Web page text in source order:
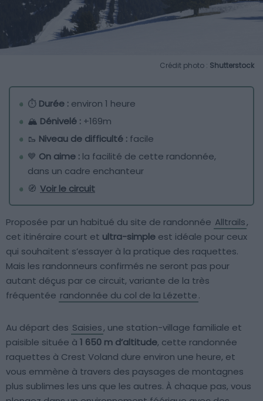
Crédit photo : Shutterstock
⏱ Durée : environ 1 heure
🏔️ Dénivelé : +169m
🥾 Niveau de difficulté : facile
💙 On aime : la facilité de cette randonnée,
dans un cadre enchanteur
🧭 Voir le circuit
Proposée par un habitué du site de randonnée Alltrails,
cet itinéraire court et ultra-simple est idéale pour ceux
qui souhaitent s’essayer à la pratique des raquettes.
Mais les randonneurs confirmés ne seront pas pour
autant déçus par ce circuit, variante de la très
fréquentée randonnée du col de la Lézette.
Au départ des Saisies, une station-village familiale et
paisible située à 1 650 m d’altitude, cette randonnée
raquettes à Crest Voland dure environ une heure, et
vous emmène à travers des paysages de montagnes
plus sublimes les uns que les autres. À chaque pas, vous